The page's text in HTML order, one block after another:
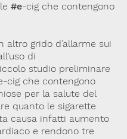
#e-cig che contengono
altro grido d’allarme sui
di
studio preliminare
cig che contengono
per la salute del
quanto le sigarette
causa infatti aumento
e rendono tre